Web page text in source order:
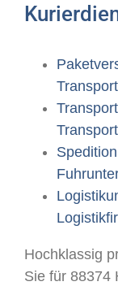
Hochklassig
Sie für 88374